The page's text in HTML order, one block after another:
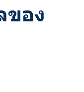
ของ